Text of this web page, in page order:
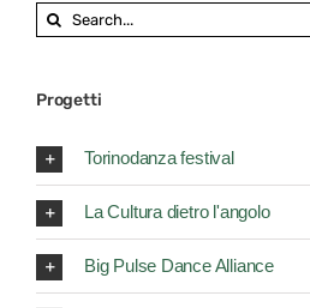
Search
for:
Progetti
Torinodanza festival
La Cultura dietro l'angolo
Big Pulse Dance Alliance